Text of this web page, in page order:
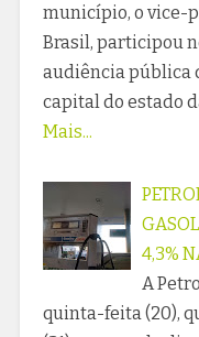
município, o vice-
Brasil, participou
audiência pública
capital do estado
Mais...
4,3%
A
quinta-feita (20),